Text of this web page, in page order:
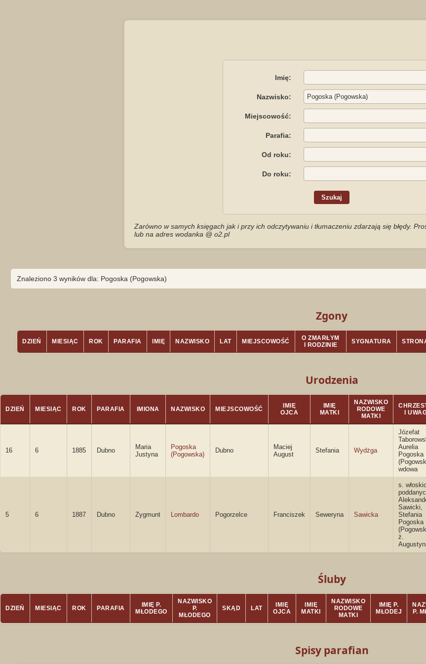
Imię:
Nazwisko:
Miejscowość:
Parafia:
Od roku:
Do roku:
Zarówno w samych księgach jak i przy ich odczytywaniu i tłumaczeniu zdarzają się błędy.
lub na adres wodanka @ o2.pl
Znaleziono 3 wyników dla: Pogoska (Pogowska)
Zgony
DZIEŃ MIESIĄC ROK PARAFIA IMIĘ NAZWISKO LAT MIEJSCOWOŚĆ
O ZMARŁYM
I RODZINIE
SYGNATURA
Urodzenia
DZIEŃ MIESIĄC ROK PARAFIA IMIONA NAZWISKO MIEJSCOWOŚĆ
IMIĘ
OJCA
IMIĘ
MATKI
NAZWISKO
RODOWE
MATKI
I
16 6 1885 Dubno
Maria
Justyna
Pogoska
(Pogowska)
Dubno
Maciej
August
Stefania Wydżga
Józefat
Aurelia
Pogoska
wdowa
5 6 1887 Dubno Zygmunt Lombardo Pogorzelce Franciszek Seweryna Sawicka
s.
Sawicki,
Stefania
Pogoska
ż.
Śluby
DZIEŃ MIESIĄC ROK PARAFIA
IMIĘ P.
MŁODEGO
NAZWISKO
P.
MŁODEGO
SKĄD LAT
IMIĘ
OJCA
IMIĘ
MATKI
NAZWISKO
RODOWE
MATKI
IMIĘ P.
MŁODEJ
P.
Spisy parafian